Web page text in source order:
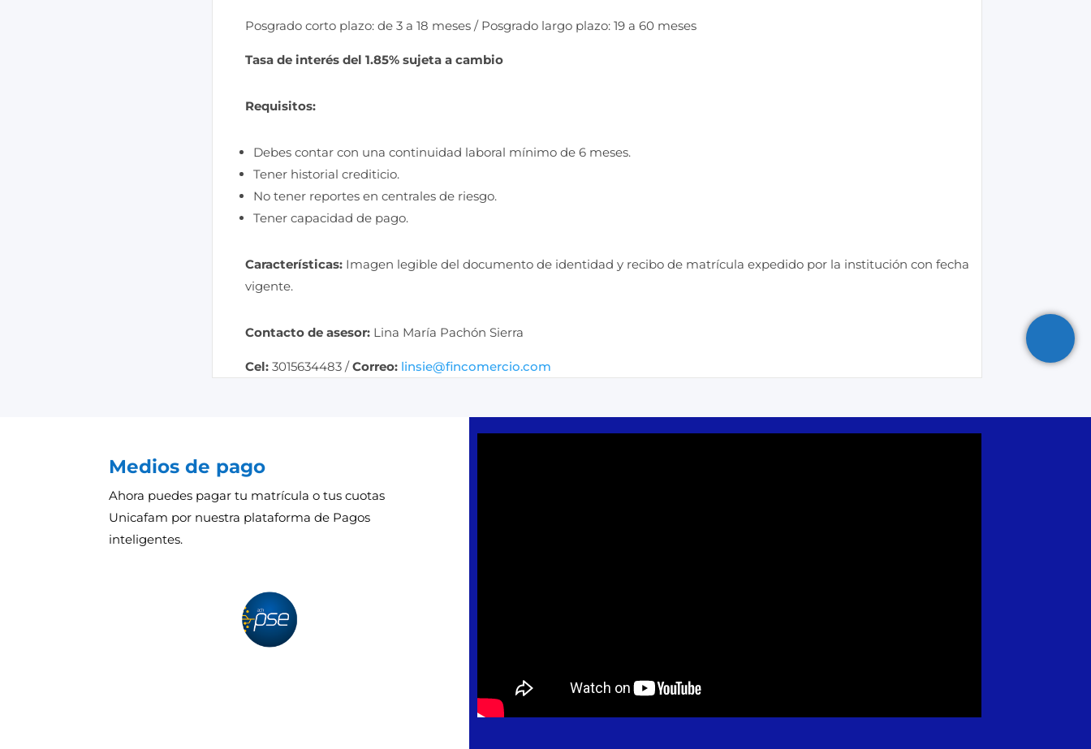
Posgrado corto plazo: de 3 a 18 meses / Posgrado largo plazo: 19 a 60 meses
Tasa de interés del 1.85% sujeta a cambio
Requisitos:
Debes contar con una continuidad laboral mínimo de 6 meses.
Tener historial crediticio.
No tener reportes en centrales de riesgo.
Tener capacidad de pago.
Características: Imagen legible del documento de identidad y recibo de matrícula expedido por la institución con fecha
vigente.
Contacto de asesor: Lina María Pachón Sierra
Cel: 3015634483 /Correo: linsie@fincomercio.com
Medios de pago
Ahora puedes pagar tu matrícula o tus cuotas
Unicafam por nuestra plataforma de Pagos
inteligentes.